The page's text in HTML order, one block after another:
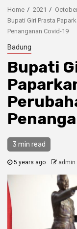
Home 2021
Bupati Giri Prasta
Penanganan Covid-19
Badung
Bupati
3 min read
5 years ago admin